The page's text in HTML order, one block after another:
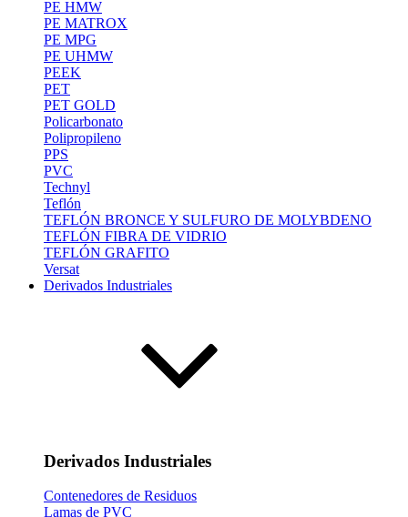
PE HMW
PE MATROX
PE MPG
PE UHMW
PEEK
PET
PET GOLD
Policarbonato
Polipropileno
PPS
PVC
Technyl
Teflón
TEFLÓN BRONCE Y SULFURO DE MOLYBDENO
TEFLÓN FIBRA DE VIDRIO
TEFLÓN GRAFITO
Versat
Derivados Industriales
Derivados Industriales
Contenedores de Residuos
Lamas de PVC